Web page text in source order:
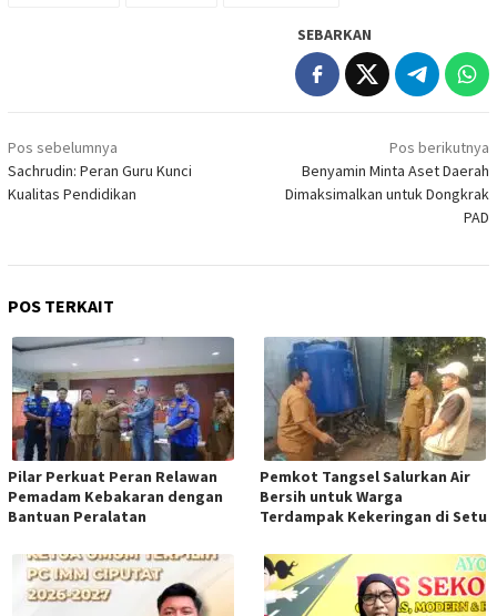
SEBARKAN
Navigasi
pos
Pos sebelumnya
Sachrudin: Peran Guru Kunci
Kualitas Pendidikan
Pos berikutnya
Benyamin Minta Aset Daerah
Dimaksimalkan untuk Dongkrak
PAD
POS TERKAIT
Pilar Perkuat Peran Relawan
Pemadam Kebakaran dengan
Bantuan Peralatan
Pemkot Tangsel Salurkan Air
Bersih untuk Warga
Terdampak Kekeringan di Setu